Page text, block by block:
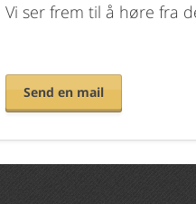
Vi ser frem til å høre fra
Send en mail